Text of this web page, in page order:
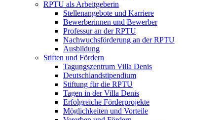
RPTU als Arbeitgeberin
Stellenangebote und Karriere
Bewerberinnen und Bewerber
Professur an der RPTU
Nachwuchsförderung an der RPTU
Ausbildung
Stiften und Fördern
Tagungszentrum Villa Denis
Deutschlandstipendium
Stiftung für die RPTU
Tagen in der Villa Denis
Erfolgreiche Förderprojekte
Möglichkeiten und Vorteile